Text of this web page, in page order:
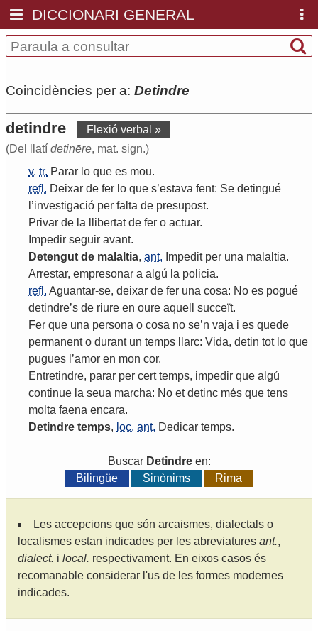
DICCIONARI GENERAL
Coincidències per a: Detindre
detindre
Flexió verbal »
(Del llatí detinēre, mat. sign.)
v. tr. Parar lo que es mou.
refl. Deixar de fer lo que s’estava fent: Se detingué
’investigació per falta de presupost.
Privar de la llibertat de fer o actuar.
Impedir seguir avant.
Detengut de malaltia, ant. Impedit per una malaltia.
Arrestar, empresonar a algú la policia.
refl. Aguantar-se, deixar de fer una cosa: No es pogué
detindre’s de riure en oure aquell succeït.
Fer que una persona o cosa no se’n vaja i es quede
permanent o durant un temps llarc: Vida, detin tot lo que
pugues ’amor en mon cor.
Entretindre, parar per cert temps, impedir que algú
continue la seua marcha: No et detinc més que tens
molta faena encara.
Detindre temps, loc. ant. Dedicar temps.
Buscar Detindreen:
Bilingüe
Sinònims Rima
Les accepcions que són arcaismes, dialectals o
localismes estan indicades per les abreviatures ant.,
dialect. i local. respectivament. En eixos casos és
recomanable considerar l'us de les formes modernes
indicades.